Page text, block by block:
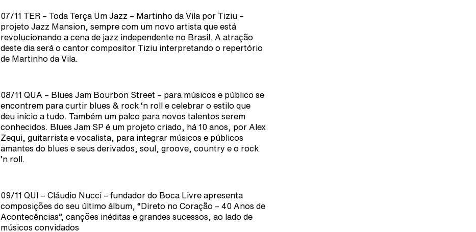
07/11 TER – Toda Terça Um Jazz – Martinho da Vila por Tiziu –
projeto Jazz Mansion, sempre com um novo artista que está
revolucionando a cena de jazz independente no Brasil. A atração
deste dia será o cantor compositor Tiziu interpretando o repertório
de Martinho da Vila.
08/11 QUA – Blues Jam Bourbon Street – para músicos e público se
encontrem para curtir blues & rock ‘n roll e celebrar o estilo que
deu início a tudo. Também um palco para novos talentos serem
conhecidos. Blues Jam SP é um projeto criado, há 10 anos, por Alex
Zequi, guitarrista e vocalista, para integrar músicos e públicos
amantes do blues e seus derivados, soul, groove, country e o rock
’n roll.
09/11 QUI – Cláudio Nucci – fundador do Boca Livre apresenta
composições do seu último álbum, “Direto no Coração – 40 Anos de
Acontecências”, canções inéditas e grandes sucessos, ao lado de
músicos convidados